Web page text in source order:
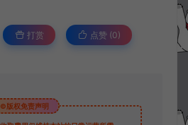
打赏 点赞 (0)
©版权免责声明